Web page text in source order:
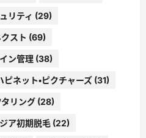
リティ (29)
スト (69)
ン管理 (38)
ピネット・ピクチャーズ (31)
リング (28)
ア初期脱毛 (22)